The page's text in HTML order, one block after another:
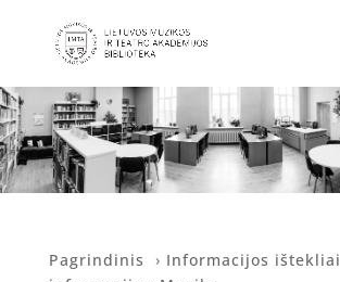
Pagrindinis › Informacijos ištekliai